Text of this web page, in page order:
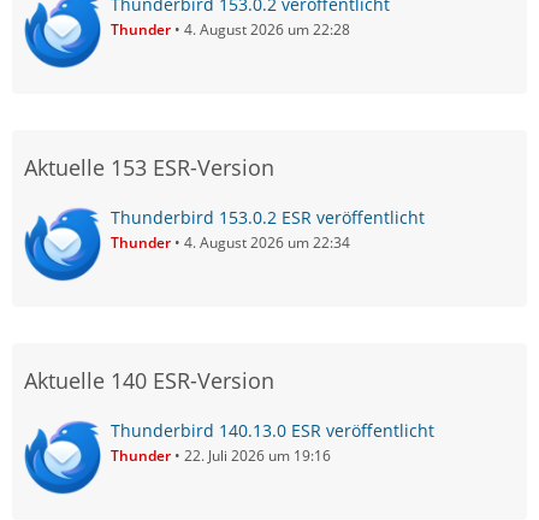
Thunder 4. August 2026 um 22:28
Aktuelle 153 ESR-Version
Thunderbird 153.0.2 ESR veröffentlicht
Thunder 4. August 2026 um 22:34
Aktuelle 140 ESR-Version
Thunderbird 140.13.0 ESR veröffentlicht
Thunder 22. Juli 2026 um 19:16